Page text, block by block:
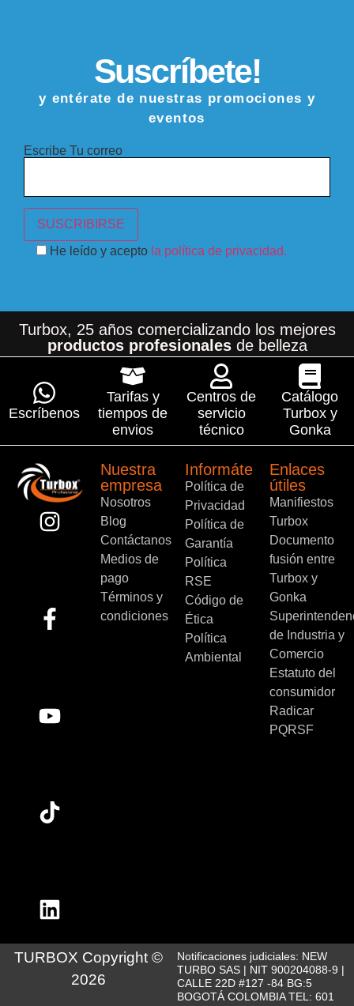
Suscríbete!
y entérate de nuestras promociones y
eventos
Escribe Tu correo
He leído y acepto la política de privacidad.
Turbox, 25 años comercializando los mejores
productos profesionalesde belleza
Escríbenos
Tarifas y
tiempos de
envios
Centros de
servicio
técnico
Catálogo
Turbox y
Gonka
Nuestra
empresa
Nosotros
Blog
Contáctanos
Medios de
pago
Términos y
condiciones
Informáte
Política de
Privacidad
Política de
Garantía
Política
RSE
Código de
Ética
Política
Ambiental
Enlaces
útiles
Manifiestos
Turbox
Documento
fusión entre
Turbox y
Gonka
de Industria y
Comercio
Estatuto del
consumidor
Radicar
PQRSF
TURBOX Copyright ©
2026
Notificaciones judiciales: NEW
TURBO SAS | NIT 900204088-9 |
CALLE 22D #127 -84 BG:5
BOGOTÁ COLOMBIA TEL: 601